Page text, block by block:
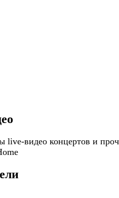
live-видео концертов и